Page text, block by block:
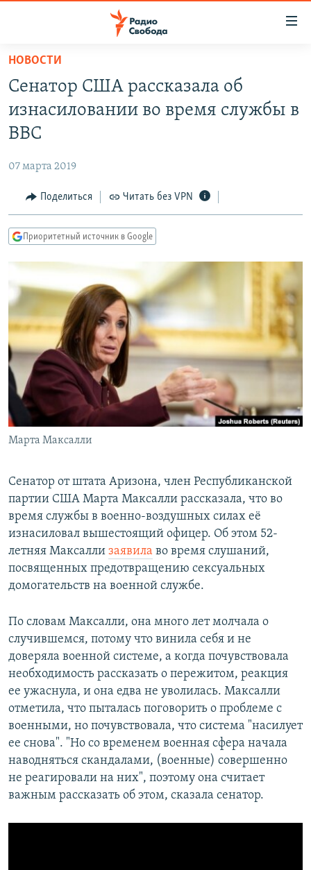
упрощенного
доступа
основному
Вернутся
Вернутся
ПОДКАСТЫ
АВТОРСКИЕ ПРОЕКТЫ
МНЕНИЯ
КУЛЬТУРА
КАВКАЗ.РЕАЛИИ
СЕВЕР.РЕАЛИИ
СИБИРЬ.РЕАЛИИ
РАСПИСАНИЕ ВЕЩАНИЯ
ПОДПИШИТЕСЬ НА РАССЫЛКУ
СОЦИАЛЬНЫЕ СЕТИ
Все сайты РСЕ/РС
НОВОСТИ
Сенатор США рассказала об
изнасиловании во время службы в
ВВС
07 марта 2019
Поделиться Читать без VPN
Приоритетный источник в Google
Марта Максалли
Сенатор от штата Аризона, член Республиканской
партии США Марта Максалли рассказала, что во
время службы в военно-воздушных силах её
изнасиловал вышестоящий офицер. Об этом 52-
летняя Максалли заявила во время слушаний,
посвященных предотвращению сексуальных
домогательств на военной службе.
По словам Максалли, она много лет молчала о
случившемся, потому что винила себя и не
доверяла военной системе, а когда почувствовала
необходимость рассказать о пережитом, реакция
ее ужаснула, и она едва не уволилась. Максалли
отметила, что пыталась поговорить о проблеме с
военными, но почувствовала, что система "насилует
ее снова". "Но со временем военная сфера начала
наводняться скандалами, (военные) совершенно
не реагировали на них", поэтому она считает
важным рассказать об этом, сказала сенатор.